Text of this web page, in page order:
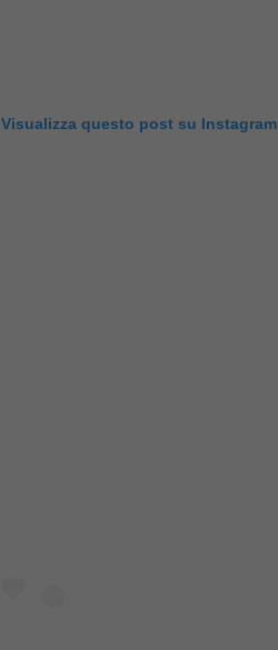
Visualizza questo post su Instagram